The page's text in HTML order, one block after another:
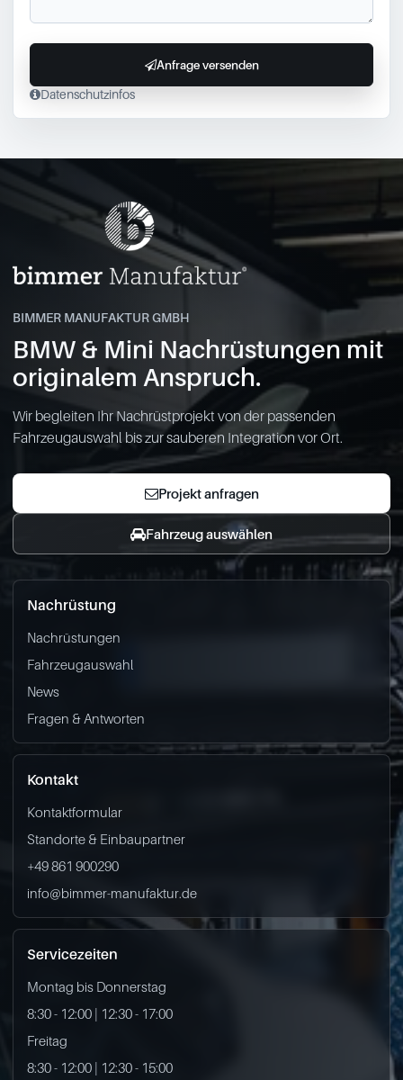
Datenschutzinfos
Anfrage versenden
BIMMER MANUFAKTUR GMBH
BMW & Mini Nachrüstungen mit
originalem Anspruch.
Wir begleiten Ihr Nachrüstprojekt von der passenden
Fahrzeugauswahl bis zur sauberen Integration vor Ort.
Projekt anfragen
Fahrzeug auswählen
Nachrüstung
Nachrüstungen
Fahrzeugauswahl
News
Fragen & Antworten
Kontakt
Kontaktformular
Standorte & Einbaupartner
+49 861 900290
info@bimmer-manufaktur.de
Servicezeiten
Montag bis Donnerstag
8:30 - 12:00 | 12:30 - 17:00
Freitag
8:30 - 12:00 | 12:30 - 15:00